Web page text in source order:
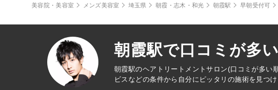
美容院・美容室 メンズ美容室 埼玉県 朝霞・志木・和光 朝霞駅 早朝受付可
朝霞駅で口コミが多
朝霞駅のヘアトリートメントサロン(口コミが多い
ビスなどの条件から自分にピッタリの施術を見つ